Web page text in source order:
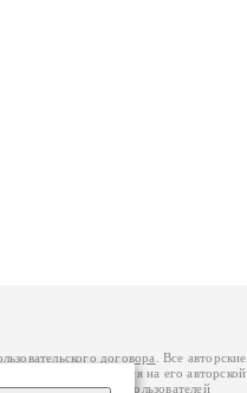
договора
. Все авторские
вы можете обратиться на его авторской
Федерации. Данные пользователей